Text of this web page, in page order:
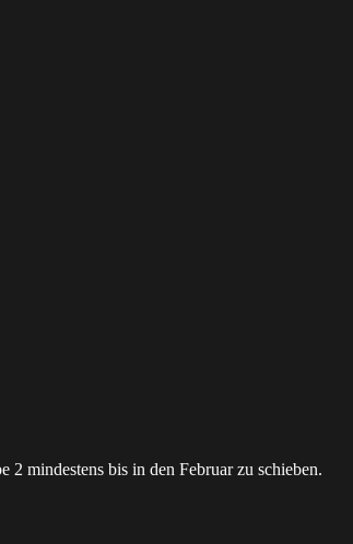
mindestens bis in den Februar zu schieben.